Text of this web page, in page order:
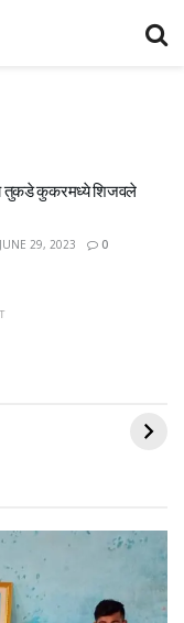
तुकडे कुकरमध्ये शिजवले
29, 2023
0